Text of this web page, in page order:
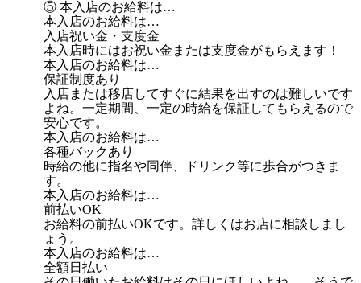
⑤ 本入店のお給料は…
本入店のお給料は…
入店祝い金・支度金
本入店時にはお祝い金または支度金がもらえます！
本入店のお給料は…
保証制度あり
入店または移店してすぐに結果を出すのは難しいです
よね。一定期間、一定の時給を保証してもらえるので
安心です。
本入店のお給料は…
各種バックあり
時給の他に指名や同伴、ドリンク等に歩合がつきま
す。
本入店のお給料は…
前払いOK
お給料の前払いOKです。詳しくはお店に相談しまし
ょう。
本入店のお給料は…
全額日払い